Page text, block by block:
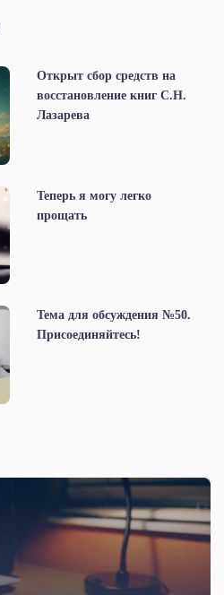
Открыт сбор средств на
восстановление книг С.Н.
Лазарева
Теперь я могу легко
прощать
Тема для обсуждения №50.
Присоединяйтесь!